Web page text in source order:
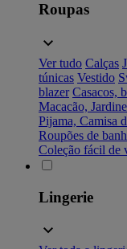
Roupas
Ver tudo Calças
túnicas Vestido
blazer Casacos,
Macacão,
Pijama, Camisa
Roupões de
Coleção fácil de
Lingerie